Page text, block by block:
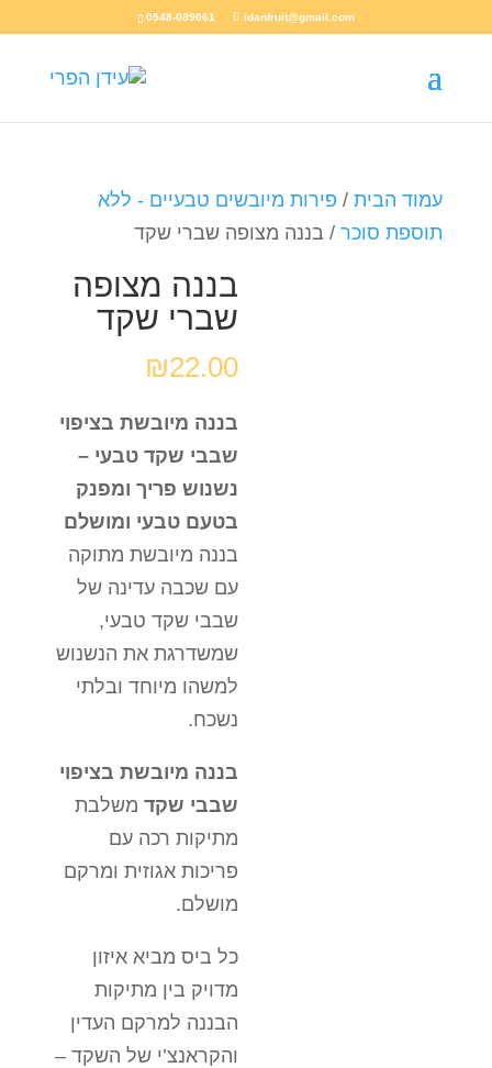
0548-089061 idanfruit@gmail.com
עמוד הבית/ פירות מיובשים טבעיים - ללא
תוספת סוכר/ בננה מצופה שברי שקד
בננה מצופה
שברי שקד
₪22.00
בננה מיובשת בציפוי
שבבי שקד טבעי –
נשנוש פריך ומפנק
בטעם טבעי ומושלם
בננה מיובשת מתוקה
עם שכבה עדינה של
שבבי שקד טבעי,
שמשדרגת את הנשנוש
למשהו מיוחד ובלתי
נשכח.
בננה מיובשת בציפוי
שבבי שקד משלבת
מתיקות רכה עם
פריכות אגוזית ומרקם
מושלם.
כל ביס מביא איזון
מדויק בין מתיקות
הבננה למרקם העדין
והקראנצ’י של השקד –